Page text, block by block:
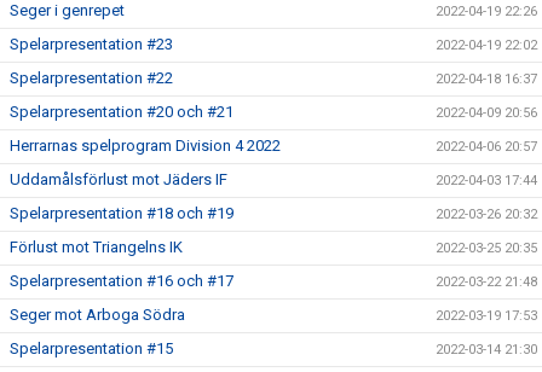
Seger i genrepet 2022-04-19 22:26
Spelarpresentation #23 2022-04-19 22:02
Spelarpresentation #22 2022-04-18 16:37
Spelarpresentation #20 och #21 2022-04-09 20:56
Herrarnas spelprogram Division 4 2022 2022-04-06 20:57
Uddamålsförlust mot Jäders IF 2022-04-03 17:44
Spelarpresentation #18 och #19 2022-03-26 20:32
Förlust mot Triangelns IK 2022-03-25 20:35
Spelarpresentation #16 och #17 2022-03-22 21:48
Seger mot Arboga Södra 2022-03-19 17:53
Spelarpresentation #15 2022-03-14 21:30